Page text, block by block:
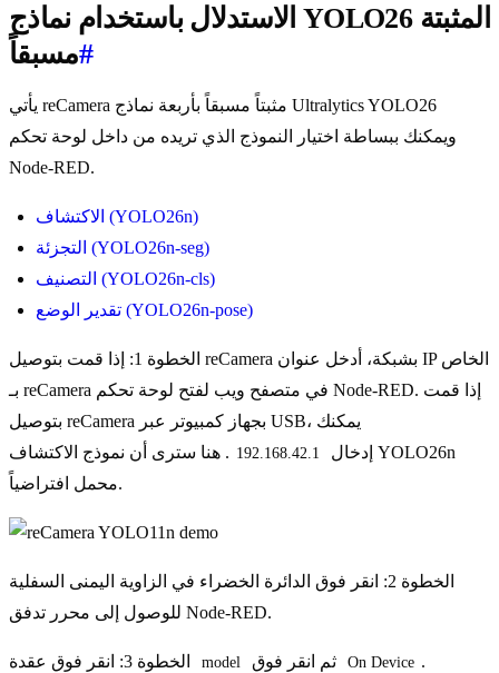
الاستدلال باستخدام نماذج YOLO26 المثبتة
مسبقاً#
يأتي reCamera مثبتاً مسبقاً بأربعة نماذج Ultralytics YOLO26
ويمكنك ببساطة اختيار النموذج الذي تريده من داخل لوحة تحكم
Node-RED.
الاكتشاف (YOLO26n)
التجزئة (YOLO26n-seg)
التصنيف (YOLO26n-cls)
تقدير الوضع (YOLO26n-pose)
الخطوة 1: إذا قمت بتوصيل reCamera بشبكة، أدخل عنوان IP الخاص
بـ reCamera في متصفح ويب لفتح لوحة تحكم Node-RED. إذا قمت
بتوصيل reCamera بجهاز كمبيوتر عبر USB، يمكنك
إدخال
192.168.42.1 . هنا سترى أن نموذج الاكتشاف YOLO26n
محمل افتراضياً.
الخطوة 2: انقر فوق الدائرة الخضراء في الزاوية اليمنى السفلية
للوصول إلى محرر تدفق Node-RED.
model On Device .